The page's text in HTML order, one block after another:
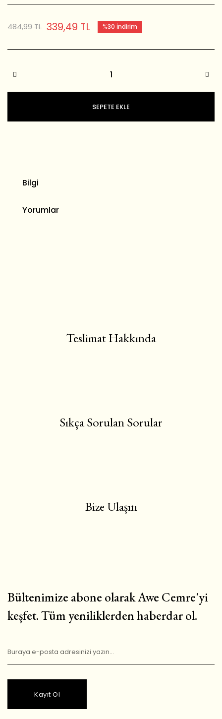
484,99 TL 339,49 TL %30 İndirim
SEPETE EKLE
Bilgi
Yorumlar
Teslimat Hakkında
Sıkça Sorulan Sorular
Bize Ulaşın
Bültenimize abone olarak Awe Cemre'yi
keşfet. Tüm yeniliklerden haberdar ol.
Kayıt Ol